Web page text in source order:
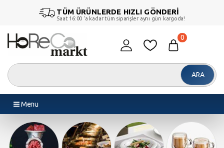
TÜM ÜRÜNLERDE HIZLI GÖNDERİ
Saat 16:00 ‘a kadar tüm siparişler aynı gün kargoda!
ARA
0
Menu